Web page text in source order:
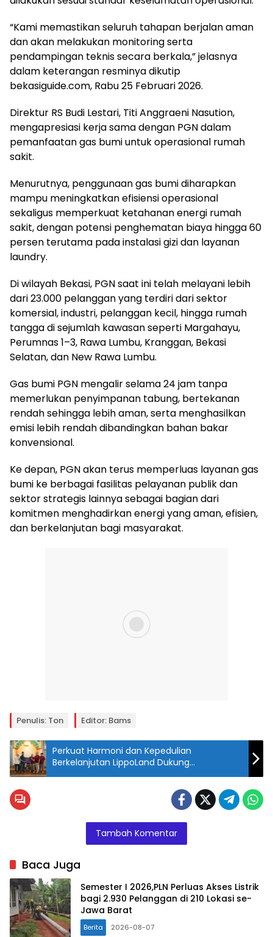
“Kami memastikan seluruh tahapan berjalan aman
dan akan melakukan monitoring serta
pendampingan teknis secara berkala,” jelasnya
dalam keterangan resminya dikutip
bekasiguide.com, Rabu 25 Februari 2026.
Direktur RS Budi Lestari, Titi Anggraeni Nasution,
mengapresiasi kerja sama dengan PGN dalam
pemanfaatan gas bumi untuk operasional rumah
sakit.
Menurutnya, penggunaan gas bumi diharapkan
mampu meningkatkan efisiensi operasional
sekaligus memperkuat ketahanan energi rumah
sakit, dengan potensi penghematan biaya hingga 60
persen terutama pada instalasi gizi dan layanan
laundry.
Di wilayah Bekasi, PGN saat ini telah melayani lebih
dari 23.000 pelanggan yang terdiri dari sektor
komersial, industri, pelanggan kecil, hingga rumah
tangga di sejumlah kawasan seperti Margahayu,
Perumnas 1–3, Rawa Lumbu, Kranggan, Bekasi
Selatan, dan New Rawa Lumbu.
Gas bumi PGN mengalir selama 24 jam tanpa
memerlukan penyimpanan tabung, bertekanan
rendah sehingga lebih aman, serta menghasilkan
emisi lebih rendah dibandingkan bahan bakar
konvensional.
Ke depan, PGN akan terus memperluas layanan gas
bumi ke berbagai fasilitas pelayanan publik dan
sektor strategis lainnya sebagai bagian dari
komitmen menghadirkan energi yang aman, efisien,
dan berkelanjutan bagi masyarakat.
Penulis: Ton Editor: Bams
Perkuat Harmoni dan Kepedulian
Berkelanjutan LippoLand Dukung
Kenyamanan Ibadah Warga Cikarang
Tambah Komentar
Baca Juga
Semester I 2026,PLN Perluas Akses Listrik
bagi 2.930 Pelanggan di 210 Lokasi se-
Jawa Barat
Berita 2026-08-07